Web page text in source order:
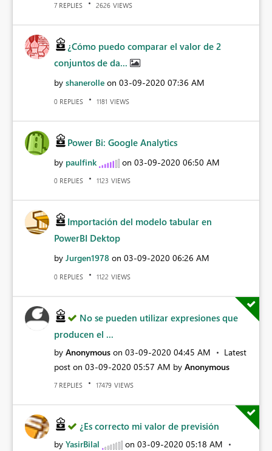
7 REPLIES 2626 VIEWS
¿Cómo puedo comparar el valor de 2
conjuntos de da...
by shanerolle on ‎03-09-2020 07:36 AM
0 REPLIES 1181 VIEWS
Power Bi: Google Analytics
by paulfink on ‎03-09-2020 06:50 AM
0 REPLIES 1123 VIEWS
Importación del modelo tabular en
PowerBI Dektop
by Jurgen1978 on ‎03-09-2020 06:26 AM
0 REPLIES 1122 VIEWS
No se pueden utilizar expresiones que
producen el ...
by Anonymous on ‎03-09-2020 04:45 AM
Latest
post on ‎03-09-2020 05:57 AM by Anonymous
7 REPLIES 17479 VIEWS
¿Es correcto mi valor de previsión
by YasirBilal on ‎03-09-2020 05:18 AM